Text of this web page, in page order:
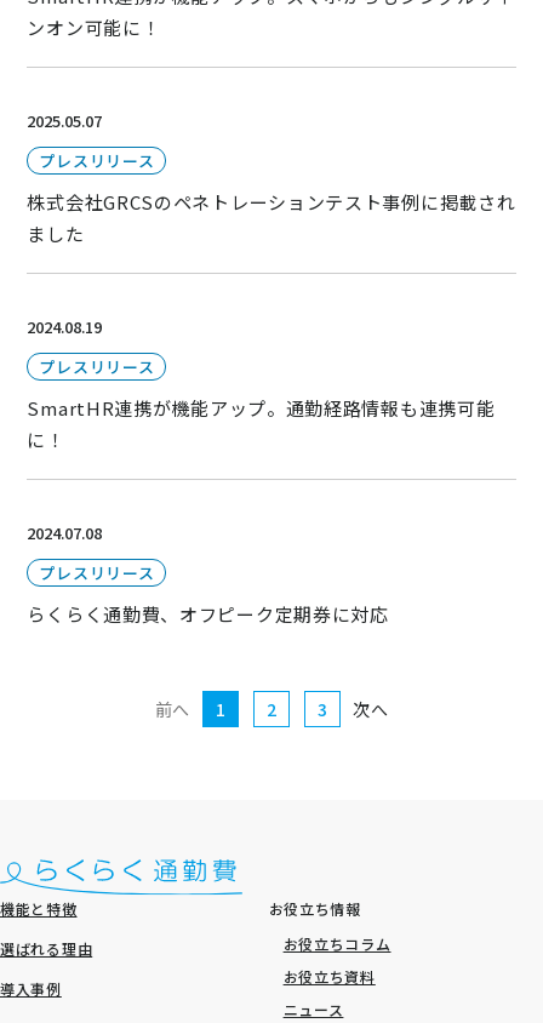
ンオン可能に！
2025.05.07
プレスリリース
株式会社GRCSのペネトレーションテスト事例に掲載され
ました
2024.08.19
プレスリリース
SmartHR連携が機能アップ。通勤経路情報も連携可能
に！
2024.07.08
プレスリリース
らくらく通勤費、オフピーク定期券に対応
前へ 1 2 3 次へ
機能と特徴
選ばれる理由
導入事例
お役立ち情報
お役立ちコラム
お役立ち資料
ニュース